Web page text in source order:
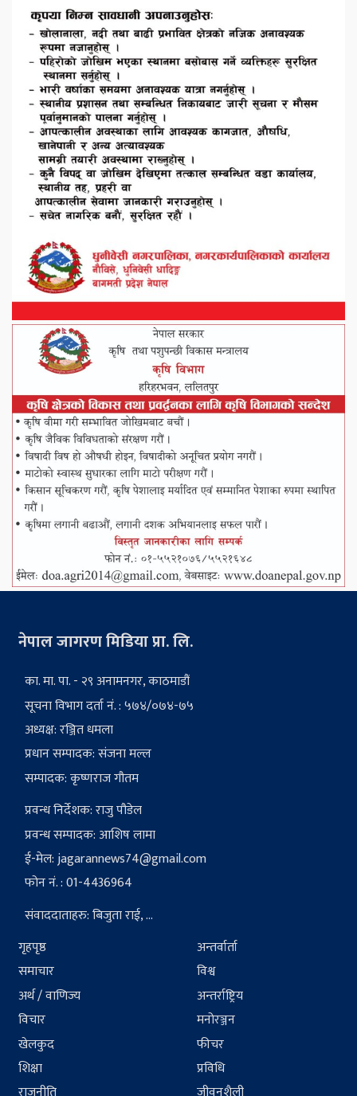
नेपाल जागरण मिडिया प्रा. लि.
का. मा. पा. - २९ अनामनगर, काठमाडौं
सूचना विभाग दर्ता नं. : ५७४/०७४-७५
अध्यक्ष: रञ्जित धमला
प्रधान सम्पादक: संजना मल्ल
सम्पादक: कृष्णराज गौतम
प्रवन्ध निर्देशक: राजु पौडेल
प्रवन्ध सम्पादक: आशिष लामा
ई-मेल:jagarannews74@gmail.com
फोन नं. : 01-4436964
संवाददाताहरु: बिजुता राई, ...
गृहपृष्ठ
समाचार
अर्थ / वाणिज्य
विचार
खेलकुद
शिक्षा
अन्तर्वार्ता
विश्व
अन्तर्राष्ट्रिय
मनोरञ्जन
फीचर
प्रविधि